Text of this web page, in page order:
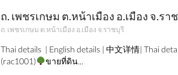
ถ. เพชรเกษม ต.หน้าเมือง อ.เมือง จ.รา
ถ. เพชรเกษม ต.หน้าเมือง อ.เมือง จ.ราชบุรี
Thai details | English details | 中文详情| Thai
(rac1001)
ขายที่ดิน...